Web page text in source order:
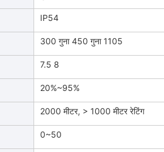
IP54
300 गुना 450 गुना 1105
7.5 8
20%~95%
2000 मीटर, > 1000 मीटर रेटिंग
0~50